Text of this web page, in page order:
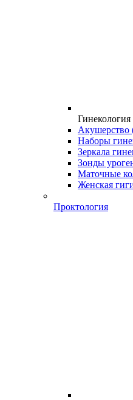
Гинекология
Акушерство
Наборы
Зеркала
Зонды
Маточные
Женская
Проктология